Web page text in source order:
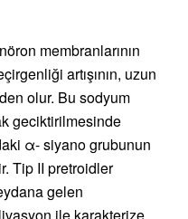
membranlarının
artışının, uzun
olur. Bu sodyum
geciktirilmesinde
α- siyano grubunun
Tip II pretroidler
gelen
ile karakterize